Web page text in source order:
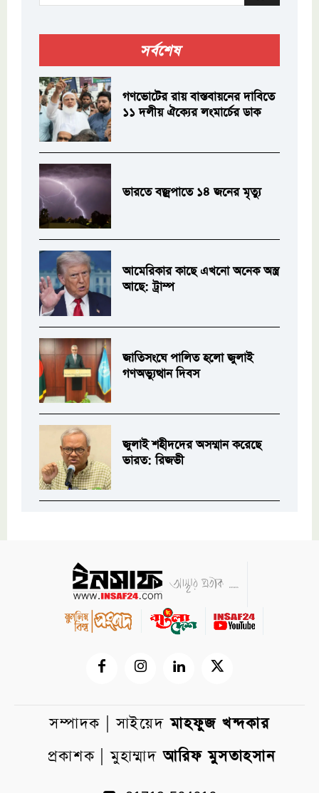
সর্বশেষ
গণভোটের রায় বাস্তবায়নের দাবিতে
১১ দলীয় ঐক্যের লংমার্চের ডাক
ভারতে বজ্রপাতে ১৪ জনের মৃত্যু
আমেরিকার কাছে এখনো অনেক অস্ত্র
আছে: ট্রাম্প
জাতিসংঘে পালিত হলো জুলাই
গণঅভ্যুত্থান দিবস
জুলাই শহীদদের অসম্মান করেছে
ভারত: রিজভী
সম্পাদক | সাইয়েদমাহফুজ খন্দকার
প্রকাশক | মুহাম্মাদআরিফ মুসতাহসান